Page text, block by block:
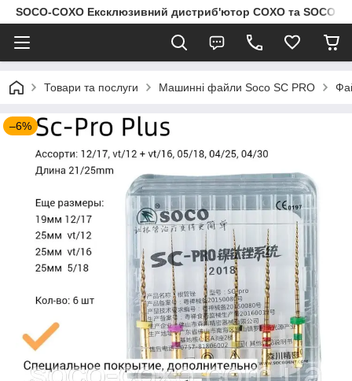
SOCO-COXO Ексклюзивний дистриб'ютор COXO та SOCO в
Товари та послуги Машинні файли Soco SC PRO
–6%